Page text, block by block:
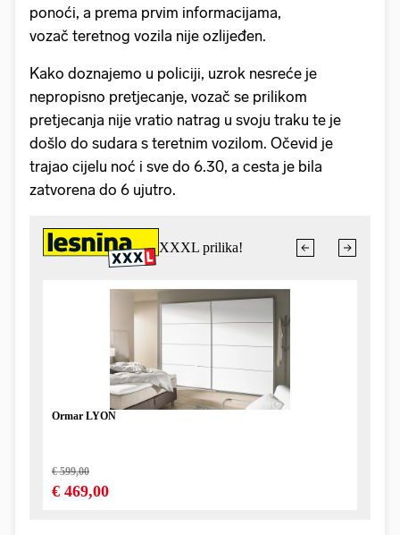
ponoći, a prema prvim informacijama,
vozač teretnog vozila nije ozlijeđen.
Kako doznajemo u policiji, uzrok nesreće je
nepropisno pretjecanje, vozač se prilikom
pretjecanja nije vratio natrag u svoju traku te je
došlo do sudara s teretnim vozilom. Očevid je
trajao cijelu noć i sve do 6.30, a cesta je bila
zatvorena do 6 ujutro.